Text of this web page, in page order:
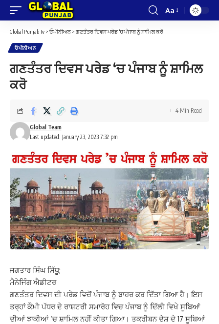
Font
Aa
Global Punjab Tv > ਓਪੀਨੀਅਨ > ਗਣਤੰਤਰ ਦਿਵਸ ਪਰੇਡ ‘ਚ ਪੰਜਾਬ ਨੂੰ ਸ਼ਾਮਿਲ ਕਰੋ
ਓਪੀਨੀਅਨ
ਗਣਤੰਤਰ ਦਿਵਸ ਪਰੇਡ ‘ਚ ਪੰਜਾਬ ਨੂੰ ਸ਼ਾਮਿਲ
ਕਰੋ
Last updated: January 23, 2023 7:32 pm
Global Team
4 Min Read
ਜਗਤਾਰ ਸਿੰਘ ਸਿੱਧੂ;
ਮੈਨੇਜਿੰਗ ਐਡੀਟਰ
ਗਣਤੰਤਰ ਦਿਵਸ ਦੀ ਪਰੇਡ ਵਿਚੋਂ ਪੰਜਾਬ ਨੂੰ ਬਾਹਰ ਕਰ ਦਿੱਤਾ ਗਿਆ ਹੈ। ਇਸ
ਤਰ੍ਹਾਂ ਕੌਮੀ ਪੱਧਰ ਦੇ ਰਾਸ਼ਟਰੀ ਸਮਾਰੋਹ ਵਿਚ ਪੰਜਾਬ ਨੂੰ ਦਿੱਲੀ ਵਿਖੇ ਸੂਬਿਆਂ
ਦੀਆਂ ਝਾਕੀਆਂ ‘ਚ ਸ਼ਾਮਿਲ ਨਹੀਂ ਕੀਤਾ ਗਿਆ। ਤਕਰੀਬਨ ਦੇਸ਼ ਦੇ 17 ਸੂਬਿਆਂ